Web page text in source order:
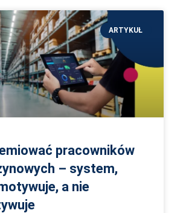
ARTYKUŁ
pracowników
– system,
a nie